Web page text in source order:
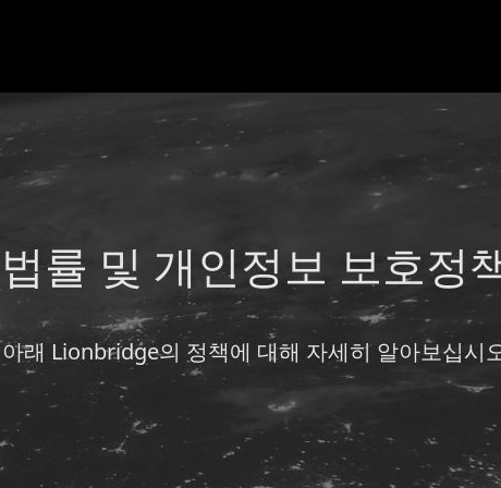
법률 및 개인정보 보호정
아래 Lionbridge의 정책에 대해 자세히 알아보십시